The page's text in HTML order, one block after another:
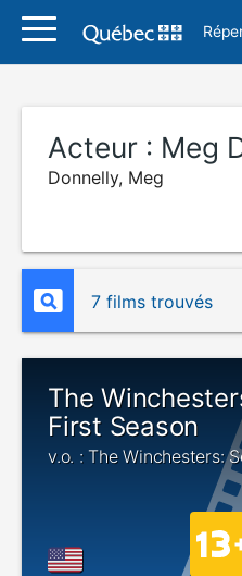
Acteur : Meg
Donnelly, Meg
7 films trouvés
The
First Season
v.o. : The Winchesters: